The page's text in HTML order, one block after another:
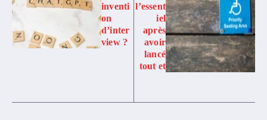
inventi
on
d’inter
view ?
l’essent
iel
après
avoir
lancé
tout et